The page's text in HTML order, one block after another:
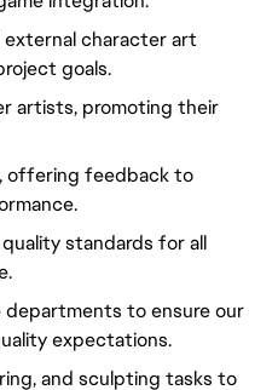
character art
goals.
artists, promoting their
offering feedback to
standards for all
to ensure our
expectations.
and sculpting tasks to